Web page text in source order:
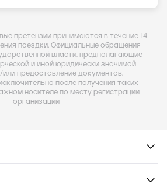
претензии принимаются в течение 14
поездки. Официальные обращения
власти, предполагающие
и иной юридически значимой
предоставление документов,
после получения таких
носителе по месту регистрации
организации